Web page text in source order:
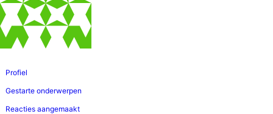
Profiel
Gestarte onderwerpen
Reacties aangemaakt